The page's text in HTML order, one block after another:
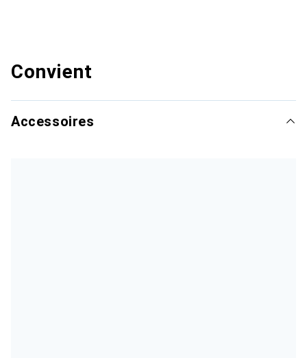
Convient
Accessoires